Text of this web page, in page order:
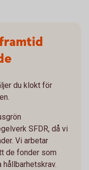
du klokt för
SFDR, då vi
Vi arbetar
de fonder som